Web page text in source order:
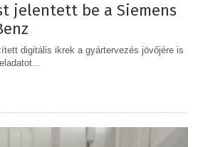
jelentett be a Siemens
digitális ikrek a gyártervezés jövőjére is